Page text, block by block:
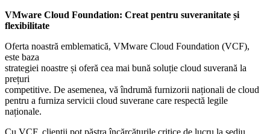
VMware Cloud Foundation: Creat pentru suveranitate și
flexibilitate
Oferta noastră emblematică, VMware Cloud Foundation (VCF),
este baza
strategiei noastre și oferă cea mai bună soluție cloud suverană la
prețuri
competitive. De asemenea, vă îndrumă furnizorii naționali de cloud
pentru a furniza servicii cloud suverane care respectă legile
naționale.
Cu VCF, clienții pot păstra încărcăturile critice de lucru la sediu,